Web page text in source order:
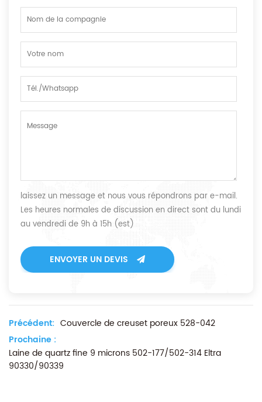
laissez un message et nous vous répondrons par e-mail.
Les heures normales de discussion en direct sont du lundi
au vendredi de 9h à 15h (est)
ENVOYER UN DEVIS
Précédent: Couvercle de creuset poreux 528-042
Prochaine :
Laine de quartz fine 9 microns 502-177/502-314 Eltra
90330/90339